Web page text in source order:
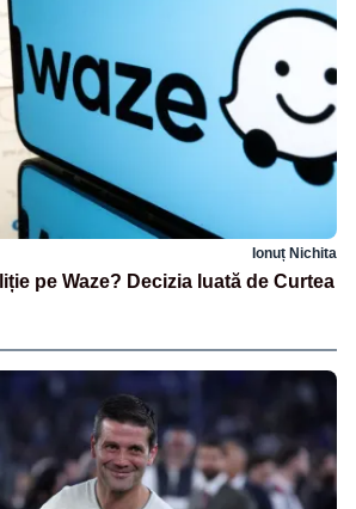
Ionuț Nichita
pe Waze? Decizia luată de Curtea